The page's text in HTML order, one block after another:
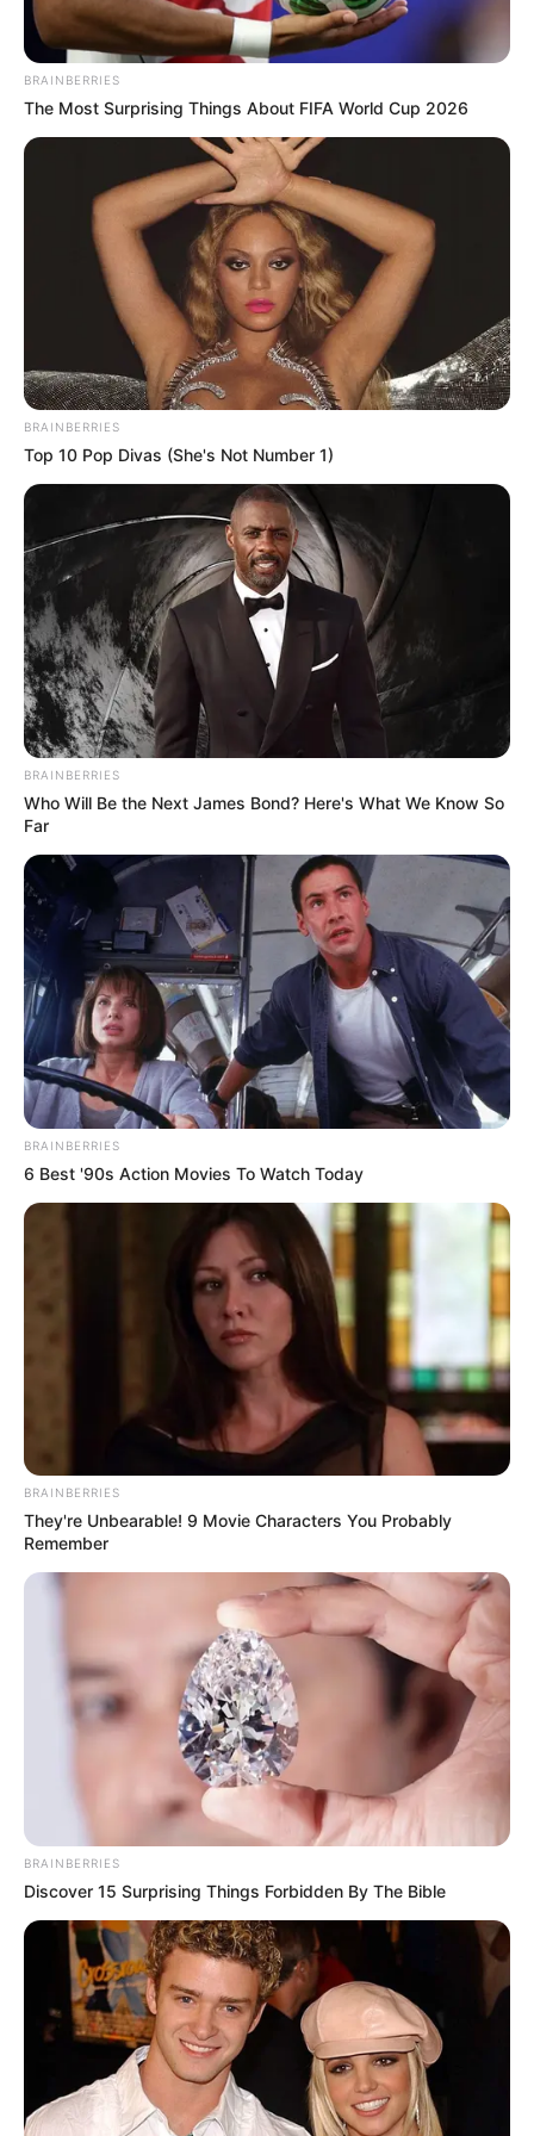
You may also like
A kutya egy hatalmas fekete
szemeteszsákkal a hátán rohant be a
A kutya egy hatalmas fekete szemeteszsákkal a hátán
rohant be a kórházba. Az ápolók
0
Titokban elmentem a vidéki
házunkhoz, anélkül hogy szóltam
volna a férjemnek, hogy kiderítsem,
mit csinál ott
Titokban elmentem a vidéki házunkhoz, anélkül hogy
szóltam volna a férjemnek, hogy kiderítsem, mit
DRÁMA 0 3
Egy nő minden nap ugyanazokat az
utcákat járta egy apró fiolával a
kezében. Fiatal nőket szólított meg,
BRAINBERRIES
The Most Surprising Things About FIFA World Cup 2026
BRAINBERRIES
Top 10 Pop Divas (She's Not Number 1)
BRAINBERRIES
Who Will Be the Next James Bond? Here's What We Know So
Far
BRAINBERRIES
6 Best '90s Action Movies To Watch Today
BRAINBERRIES
They're Unbearable! 9 Movie Characters You Probably
Remember
BRAINBERRIES
Discover 15 Surprising Things Forbidden By The Bible